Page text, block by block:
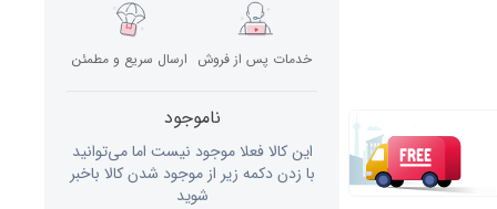
خدمات پس از فروش ارسال سریع و مطمئن
ناموجود
این کالا فعلا موجود نیست اما می‌توانید
با زدن دکمه زیر از موجود شدن کالا باخبر
شوید